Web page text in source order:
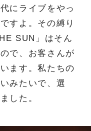
にライブをやっ
すよ。その縛り
SUN」はそん
で、お客さんが
ます。私たちの
みたいで、選
した。